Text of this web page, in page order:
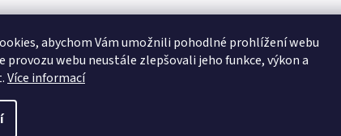
abychom Vám umožnili pohodlné prohlížení webu
provozu webu neustále zlepšovali jeho funkce, výkon a
Více informací